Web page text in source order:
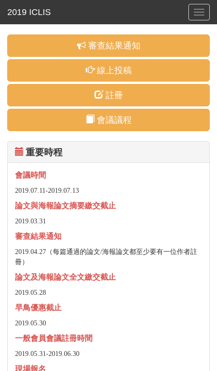
審查結果通知
線上投稿
註冊
會議議程
重要時程
會議時間
2019.07.11-2019.07.13
論文與海報論文摘要繳交截止
2019.03.31
審查結果通知
2019.04.27（每篇通過的論文/海報論文都至少要有一位作者註
冊）
論文及海報論文全文繳交截止
2019.05.28
早鳥優惠截止
2019.05.30
一般會員會議註冊時間
2019.05.31-2019.06.30
現場報名